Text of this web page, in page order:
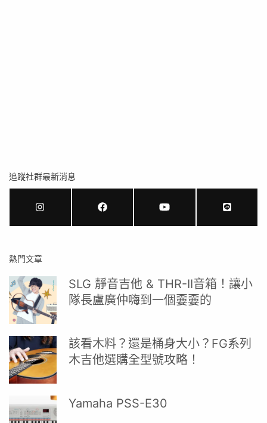
追蹤社群最新消息
熱門文章
SLG 靜音吉他 & THR-II音箱！讓小
隊長盧廣仲嗨到一個嫑嫑的
該看木料？還是桶身大小？FG系列
木吉他選購全型號攻略！
Yamaha PSS-E30